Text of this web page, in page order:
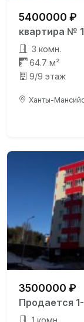
5400000 ₽
квартира №
3 комн.
64.7 м²
9/9 этаж
Ханты-
3500000 ₽
Продается
1 комн.